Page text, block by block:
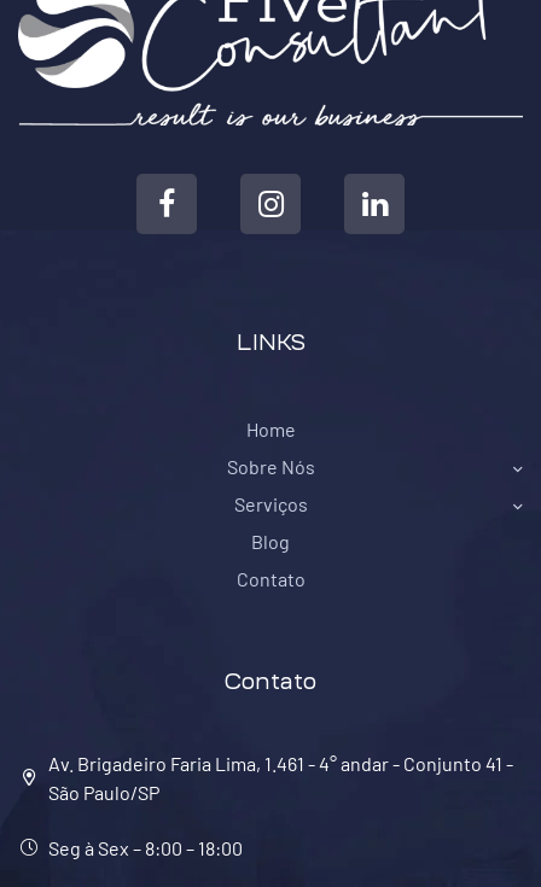
LINKS
Home
Sobre Nós
Serviços
Blog
Contato
Contato
Av. Brigadeiro Faria Lima, 1.461 - 4° andar - Conjunto 41 -
São Paulo/SP
Seg à Sex – 8:00 – 18:00